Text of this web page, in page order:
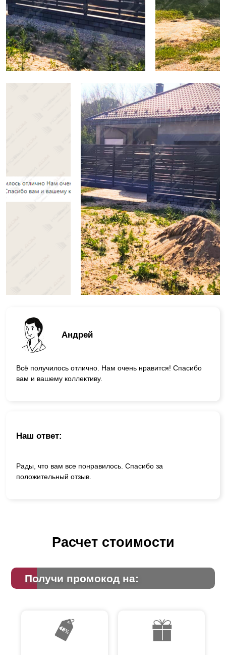
Андрей
Всё получилось отлично. Нам очень нравится! Спасибо
вам и вашему коллективу.
Наш ответ:
Рады, что вам все понравилось. Спасибо за
положительный отзыв.
Расчет стоимости
Получи промокод на: